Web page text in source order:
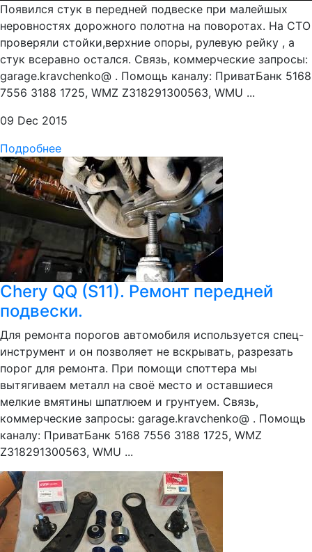
Появился стук в передней подвеске при малейшых
неровностях дорожного полотна на поворотах. На СТО
проверяли стойки,верхние опоры, рулевую рейку , а
стук всеравно остался. Связь, коммерческие запросы:
garage.kravchenko@ . Помощь каналу: ПриватБанк 5168
7556 3188 1725, WMZ Z318291300563, WMU ...
09 Dec 2015
Подробнее
Chery QQ (S11). Ремонт передней
подвески.
Для ремонта порогов автомобиля используется спец-
инструмент и он позволяет не вскрывать, разрезать
порог для ремонта. При помощи споттера мы
вытягиваем металл на своё место и оставшиеся
мелкие вмятины шпатлюем и грунтуем. Связь,
коммерческие запросы: garage.kravchenko@ . Помощь
каналу: ПриватБанк 5168 7556 3188 1725, WMZ
Z318291300563, WMU ...